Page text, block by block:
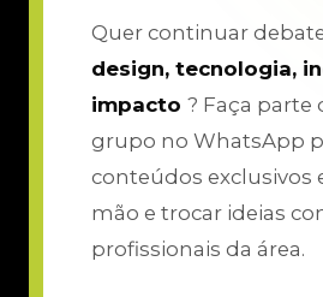
Quer continuar
design, tecnologia,
impacto ? Faça parte
grupo no WhatsApp
conteúdos exclusivos
mão e trocar ideias
profissionais da área.